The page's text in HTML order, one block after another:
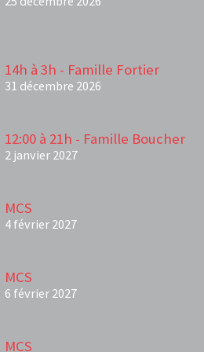
14h à 3h - Famille Fortier
31 décembre 2026
12:00 à 21h - Famille Boucher
2 janvier 2027
MCS
4 février 2027
MCS
6 février 2027
MCS